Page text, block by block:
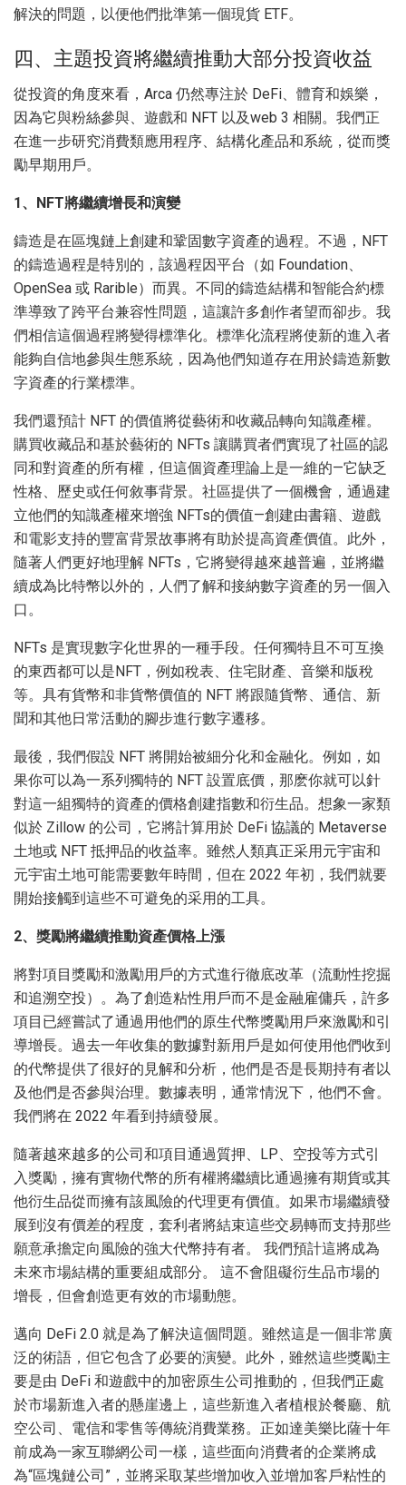
解決的問題，以便他們批準第一個現貨 ETF。
四、主題投資將繼續推動大部分投資收益
從投資的角度來看，Arca 仍然專注於 DeFi、體育和娛樂，
因為它與粉絲參與、遊戲和 NFT 以及web 3 相關。我們正
在進一步研究消費類應用程序、結構化產品和系統，從而獎
勵早期用戶。
1、NFT將繼續增長和演變
鑄造是在區塊鏈上創建和鞏固數字資產的過程。不過，NFT
的鑄造過程是特別的，該過程因平台（如 Foundation、
OpenSea 或 Rarible）而異。不同的鑄造結構和智能合約標
準導致了跨平台兼容性問題，這讓許多創作者望而卻步。我
們相信這個過程將變得標準化。標準化流程將使新的進入者
能夠自信地參與生態系統，因為他們知道存在用於鑄造新數
字資產的行業標準。
我們還預計 NFT 的價值將從藝術和收藏品轉向知識產權。
購買收藏品和基於藝術的 NFTs 讓購買者們實現了社區的認
同和對資產的所有權，但這個資產理論上是一維的—它缺乏
性格、歷史或任何敘事背景。社區提供了一個機會，通過建
立他們的知識產權來增強 NFTs的價值—創建由書籍、遊戲
和電影支持的豐富背景故事將有助於提高資產價值。此外，
隨著人們更好地理解 NFTs，它將變得越來越普遍，並將繼
續成為比特幣以外的，人們了解和接納數字資產的另一個入
口。
NFTs 是實現數字化世界的一種手段。任何獨特且不可互換
的東西都可以是NFT，例如稅表、住宅財產、音樂和版稅
等。具有貨幣和非貨幣價值的 NFT 將跟隨貨幣、通信、新
聞和其他日常活動的腳步進行數字遷移。
最後，我們假設 NFT 將開始被細分化和金融化。例如，如
果你可以為一系列獨特的 NFT 設置底價，那麽你就可以針
對這一組獨特的資產的價格創建指​​數和衍生品。想象一家類
似於 Zillow 的公司，它將計算用於 DeFi 協議的 Metaverse
土地或 NFT 抵押品的收益率。雖然人類真正采用元宇宙和
元宇宙土地可能需要數年時間，但在 2022 年初，我們就要
開始接觸到這些不可避免的采用的工具。
2、獎勵將繼續推動資產價格上漲
將對項目獎勵和激勵用戶的方式進行徹底改革（流動性挖掘
和追溯空投）。為了創造粘性用戶而不是金融雇傭兵，許多
項目已經嘗試了通過用他們的原生代幣獎勵用戶來激勵和引
導增長。過去一年收集的數據對新用戶是如何使用他們收到
的代幣提供了很好的見解和分析，他們是否是長期持有者以
及他們是否參與治理。數據表明，通常情況下，他們不會。
我們將在 2022 年看到持續發展。
隨著越來越多的公司和項目通過質押、LP、空投等方式引
入獎勵，擁有實物代幣的所有權將繼續比通過擁有期貨或其
他衍生品從而擁有該風險的代理更有價值。如果市場繼續發
展到沒有價差的程度，套利者將結束這些交易轉而支持那些
願意承擔定向風險的強大代幣持有者。 我們預計這將成為
未來市場結構的重要組成部分。 這不會阻礙衍生品市場的
增長，但會創造更有效的市場動態。
邁向 DeFi 2.0 就是為了解決這個問題。雖然這是一個非常廣
泛的術語，但它包含了必要的演變。此外，雖然這些獎勵主
要是由 DeFi 和遊戲中的加密原生公司推動的，但我們正處
於市場新進入者的懸崖邊上，這些新進入者植根於餐廳、航
空公司、電信和零售等傳統消費業務。正如達美樂比薩十年
前成為一家互聯網公司一樣，這些面向消費者的企業將成
為“區塊鏈公司”，並將采取某些增加收入並增加客戶粘性的